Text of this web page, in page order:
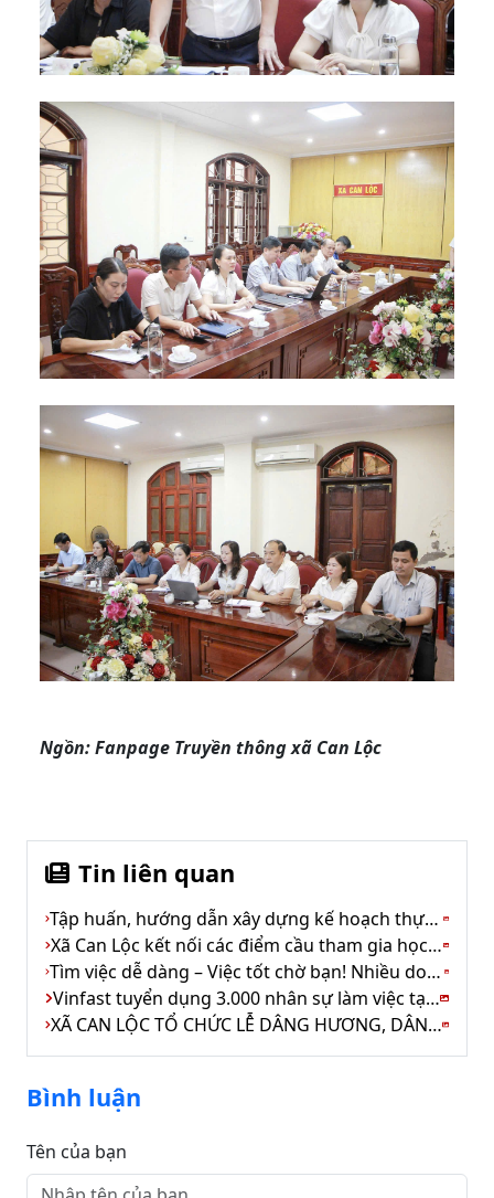
Ngồn: Fanpage Truyền thông xã Can Lộc
Tin liên quan
Tập huấn, hướng dẫn xây dựng kế hoạch thực hiện nhiệm vụ, danh mục sản phẩm công việc KPI theo quý năm 2026
Xã Can Lộc kết nối các điểm cầu tham gia học tập, quán triệt Nghị quyết Hội nghị Trung ương 3 khóa XIV
Tìm việc dễ dàng – Việc tốt chờ bạn! Nhiều doanh nghiệp đang cần tuyển lao động ở nhiều vị trí, phúc lợi tốt, thu nhập ổn định!
Vinfast tuyển dụng 3.000 nhân sự làm việc tại nhà máy vinfast Hà Tĩnh
XÃ CAN LỘC TỔ CHỨC LỄ DÂNG HƯƠNG, DÂNG HOA, THẮP NẾN TRI ÂN CÁC ANH HÙNG LIỆT SĨ
Bình luận
Tên của bạn